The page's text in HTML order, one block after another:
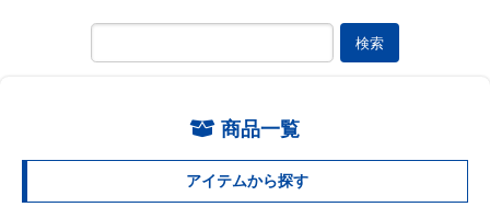
検索
商品一覧
アイテムから探す